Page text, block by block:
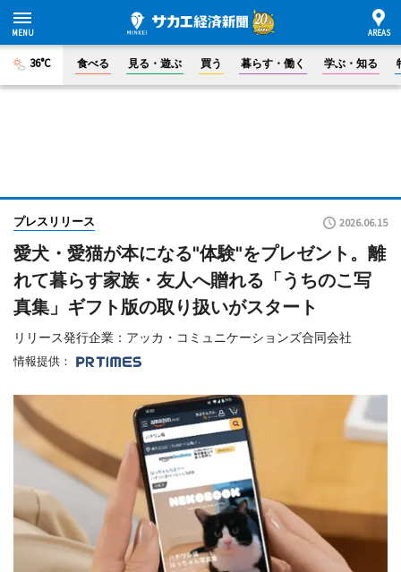
36°C 食べる 見る・遊ぶ 買う 暮らす・働く 学ぶ・知る
プレスリリース 2026.06.15
愛犬・愛猫が本になる"体験"をプレゼント。離
れて暮らす家族・友人へ贈れる「うちのこ写
真集」ギフト版の取り扱いがスタート
リリース発行企業：アッカ・コミュニケーションズ合同会社
情報提供：